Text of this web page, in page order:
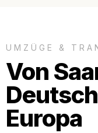
UMZÜGE &
Von
Europa